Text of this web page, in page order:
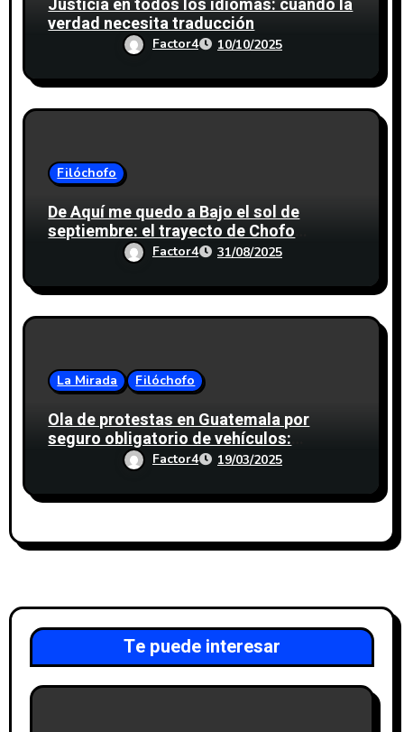
Justicia en todos los idiomas: cuando la
verdad necesita traducción
Factor4 10/10/2025
Filóchofo
De Aquí me quedo a Bajo el sol de
septiembre: el trayecto de Chofo
Factor4 31/08/2025
La Mirada Filóchofo
Ola de protestas en Guatemala por
seguro obligatorio de vehículos:
¿Quiénes están detrás?
Factor4 19/03/2025
Te puede interesar